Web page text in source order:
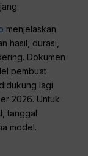
menjelaskan
hasil, durasi,
Dokumen
pembuat
lagi
2026. Untuk
tanggal
model.